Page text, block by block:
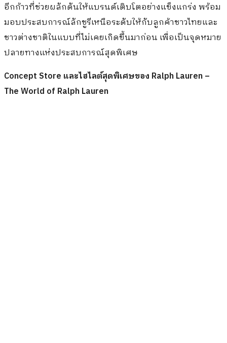
อีกก้าวที่ช่วยผลักดันให้แบรนด์เติบโตอย่างแข็งแกร่ง พร้อม
มอบประสบการณ์ลักชูรีเหนือระดับให้กับลูกค้าชาวไทยและ
ชาวต่างชาติในแบบที่ไม่เคยเกิดขึ้นมาก่อน เพื่อเป็นจุดหมาย
ปลายทางแห่งประสบการณ์สุดพิเศษ
Concept Store และไฮไลต์สุดพิเศษของ Ralph Lauren –
The World of Ralph Lauren